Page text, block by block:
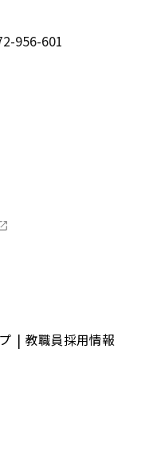
956-601
教職員採用情報